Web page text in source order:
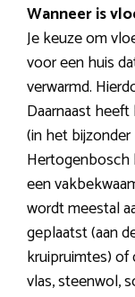
Wanneer is
Je keuze om
voor een huis
verwarmd.
Daarnaast
(in het
een
wordt meestal
geplaatst (aan
kruipruimtes)
vlas, steenwol,